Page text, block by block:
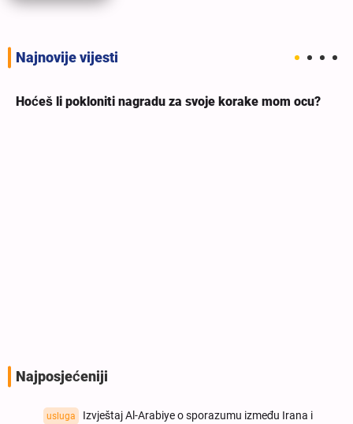
Najnovije vijesti
Hoćeš li pokloniti nagradu za svoje korake mom ocu?
Najposjećeniji
usluga
Izvještaj Al-Arabiye o sporazumu između Irana i